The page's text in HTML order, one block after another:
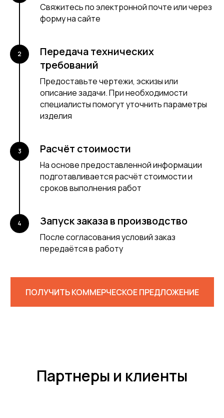
Свяжитесь по электронной почте или через
форму на сайте
Передача технических
требований
Предоставьте чертежи, эскизы или
описание задачи. При необходимости
специалисты помогут уточнить параметры
изделия
Расчёт стоимости
На основе предоставленной информации
подготавливается расчёт стоимости и
сроков выполнения работ
Запуск заказа в производство
После согласования условий заказ
передаётся в работу
ПОЛУЧИТЬ КОММЕРЧЕСКОЕ ПРЕДЛОЖЕНИЕ
Партнеры и клиенты